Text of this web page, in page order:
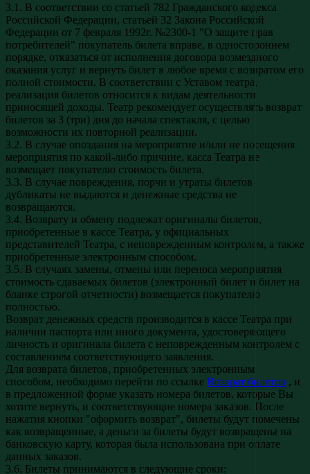
3.1. В соответствии со статьей 782 Гражданского кодекса
Российской Федерации, статьей 32 Закона Российской
Федерации от 7 февраля 1992г. №2300-1 "О защите прав
потребителей" покупатель билета вправе, в одностороннем
порядке, отказаться от исполнения договора возмездного
оказания услуг и вернуть билет в любое время с возвратом его
полной стоимости. В соответствии с Уставом театра,
реализация билетов относится к видам деятельности
приносящей доходы. Театр рекомендует осуществлять возврат
билетов за 3 (три) дня до начала спектакля, с целью
возможности их повторной реализации.
3.2. В случае опоздания на мероприятие и/или не посещения
мероприятия по какой-либо причине, касса Театра не
возмещает покупателю стоимость билета.
3.3. В случае повреждения, порчи и утраты билетов
дубликаты не выдаются и денежные средства не
возвращаются.
3.4. Возврату и обмену подлежат оригиналы билетов,
приобретенные в кассе Театра, у официальных
представителей Театра, с неповрежденным контролем, а также
приобретенные электронным способом.
3.5. В случаях замены, отмены или переноса мероприятия
стоимость сдаваемых билетов (электронный билет и билет на
бланке строгой отчетности) возмещается покупателю
полностью.
Возврат денежных средств производится в кассе Театра при
наличии паспорта или иного документа, удостоверяющего
личность и оригинала билета с неповрежденным контролем с
составлением соответствующего заявления.
Для возврата билетов, приобретенных электронным
способом, необходимо перейти по ссылке Возврат билетов , и
в предложенной форме указать номера билетов, которые Вы
хотите вернуть, и соответствующие номера заказов. После
нажатия кнопки "оформить возврат", билеты будут помечены
как возвращенные, а деньги за билеты будут возвращены на
банковскую карту, которая была использована при оплате
данных заказов.
3.6. Билеты принимаются в следующие сроки: